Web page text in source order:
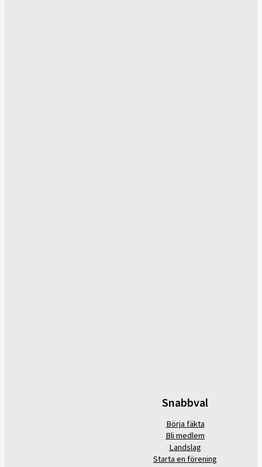
Snabbval
Börja fäkta
Bli medlem
Landslag
Starta en förening